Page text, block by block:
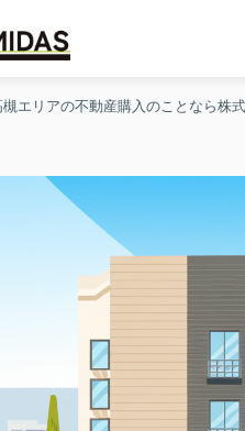
エリアの不動産購入のことなら株